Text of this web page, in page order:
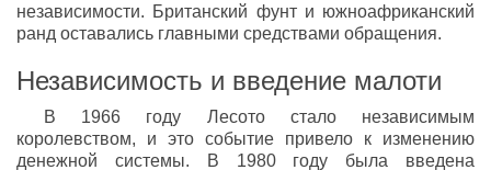
независимости. Британский фунт и южноафриканский
ранд оставались главными средствами обращения.
Независимость и введение малоти
В 1966 году Лесото стало независимым
королевством, и это событие привело к изменению
денежной системы. В 1980 году была введена